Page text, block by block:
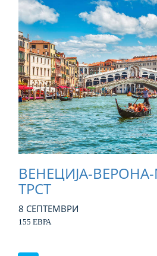
ВЕНЕЦИЈА-
ТРСТ
8 СЕПТЕМВРИ
155 ЕВРА